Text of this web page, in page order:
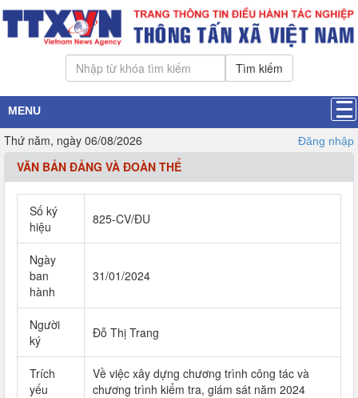
Tìm kiếm
MENU
Thứ năm, ngày 06/08/2026 Đăng nhập
VĂN BẢN ĐẢNG VÀ ĐOÀN THỂ
Số ký
hiệu
825-CV/ĐU
Ngày
ban
hành
31/01/2024
Người
ký
Đỗ Thị Trang
Trích
yếu
Về việc xây dựng chương trình công tác và
chương trình kiểm tra, giám sát năm 2024